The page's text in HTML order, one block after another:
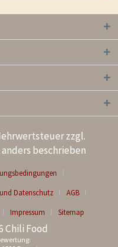
zzgl.
beschrieben
Datenschutz
AGB
Impressum Sitemap
Chili Food